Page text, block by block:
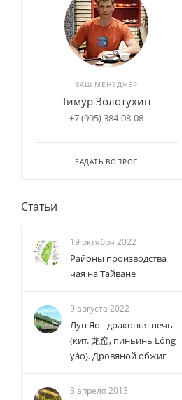
ВАШ МЕНЕДЖЕР
Тимур Золотухин
+7 (995) 384-08-08
ЗАДАТЬ ВОПРОС
Статьи
19 октября 2022
Районы производства
чая на Тайване
9 августа 2022
Лун Яо - драконья печь
(кит. 龙窑, пиньинь Lóng
yáo). Дровяной обжиг
3 апреля 2013